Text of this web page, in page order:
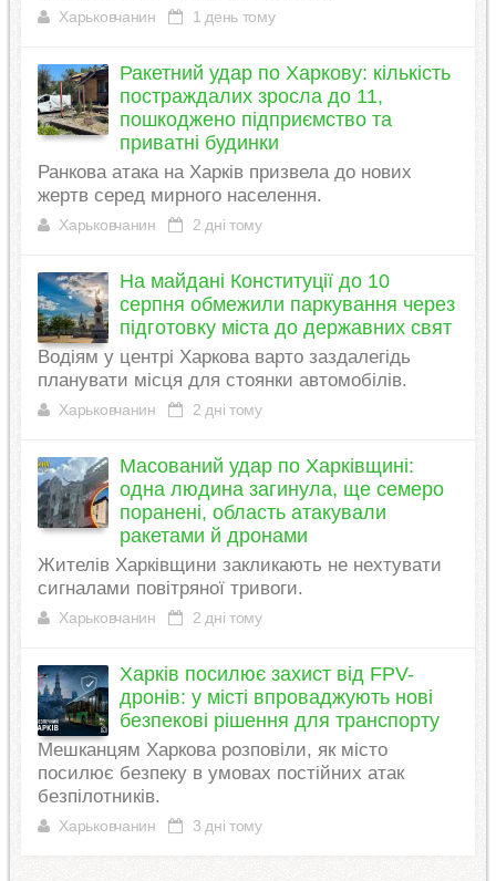
Харьковчанин 1 день тому
Ракетний удар по Харкову: кількість
постраждалих зросла до 11,
пошкоджено підприємство та
приватні будинки
Ранкова атака на Харків призвела до нових
жертв серед мирного населення.
Харьковчанин 2 дні тому
На майдані Конституції до 10
серпня обмежили паркування через
підготовку міста до державних свят
Водіям у центрі Харкова варто заздалегідь
планувати місця для стоянки автомобілів.
Харьковчанин 2 дні тому
Масований удар по Харківщині:
одна людина загинула, ще семеро
поранені, область атакували
ракетами й дронами
Жителів Харківщини закликають не нехтувати
сигналами повітряної тривоги.
Харьковчанин 2 дні тому
Харків посилює захист від FPV-
дронів: у місті впроваджують нові
безпекові рішення для транспорту
Мешканцям Харкова розповіли, як місто
посилює безпеку в умовах постійних атак
безпілотників.
Харьковчанин 3 дні тому